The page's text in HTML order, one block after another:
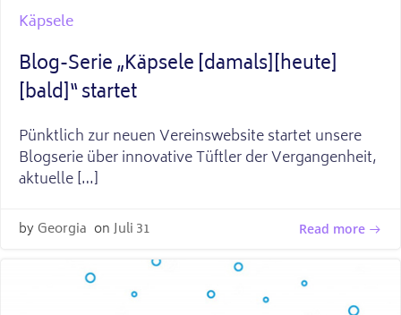
Käpsele
Blog-Serie „Käpsele [damals][heute]
[bald]“ startet
Pünktlich zur neuen Vereinswebsite startet unsere
Blogserie über innovative Tüftler der Vergangenheit,
aktuelle […]
byGeorgia on Juli 31 Read more